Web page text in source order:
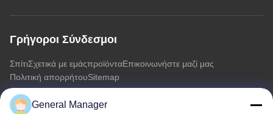
Γρήγοροι Σύνδεσμοι
ΣπίτιΣχετικά με εμάςπροϊόνταΕπικοινωνήστε μαζί μας
Πολιτική απορρήτουSitemap
General Manager